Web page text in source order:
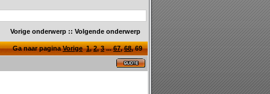
Vorige onderwerp :: Volgende onderwerp
Ga naar paginaVorige 1,2,3...67,68,69